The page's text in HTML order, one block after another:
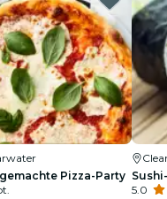
Pizza-Party
5.0